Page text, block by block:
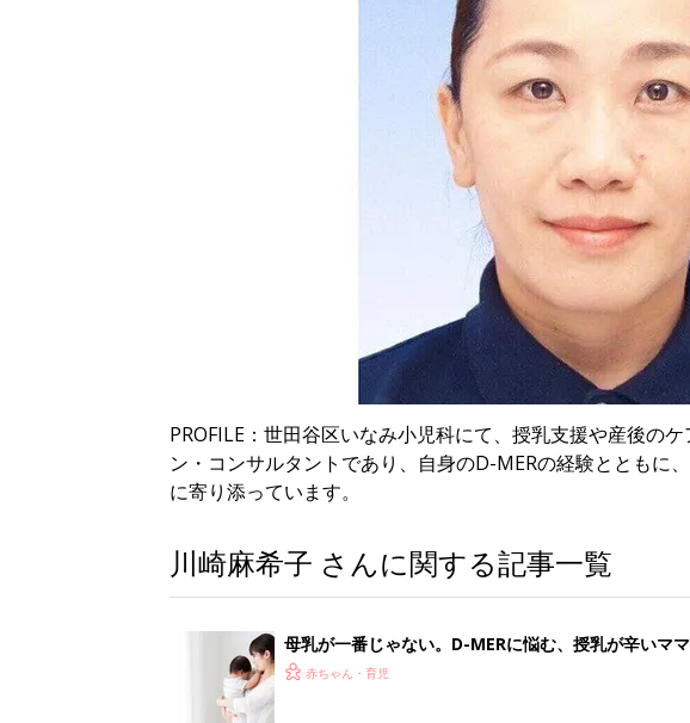
PROFILE：世田谷区いなみ小児科にて、授乳支援や産後の
ン・コンサルタントであり、自身のD-MERの経験とともに
に寄り添っています。
川崎麻希子 さんに関する記事一覧
母乳が一番じゃない。D-MERに悩む、授乳が辛いマ
赤ちゃん・育児